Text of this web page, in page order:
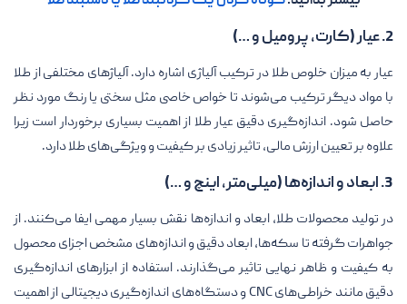
2. عیار (کارت، پرومیل و …)
عیار به میزان خلوص طلا در ترکیب آلیاژی اشاره دارد. آلیاژهای مختلفی از طلا
با مواد دیگر ترکیب می‌شوند تا خواص خاصی مثل سختی یا رنگ مورد نظر
حاصل شود. اندازه‌گیری دقیق عیار طلا از اهمیت بسیاری برخوردار است زیرا
علاوه بر تعیین ارزش مالی، تاثیر زیادی بر کیفیت و ویژگی‌های طلا دارد.
3. ابعاد و اندازه‌ها (میلی‌متر، اینچ و …)
در تولید محصولات طلا، ابعاد و اندازه‌ها نقش بسیار مهمی ایفا می‌کنند. از
جواهرات گرفته تا سکه‌ها، ابعاد دقیق و اندازه‌های مشخص اجزای محصول
به کیفیت و ظاهر نهایی تاثیر می‌گذارند. استفاده از ابزارهای اندازه‌گیری
دقیق مانند خراطی‌هایCNCو دستگاه‌های اندازه‌گیری دیجیتالی از اهمیت